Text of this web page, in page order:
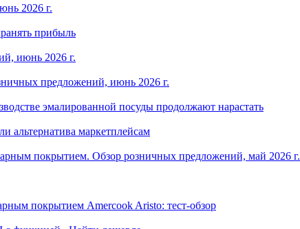
2026 г.
прибыль
июнь 2026 г.
предложений, июнь 2026 г.
эмалированной посуды продолжают нарастать
альтернатива маркетплейсам
покрытием. Обзор розничных предложений, май 2026 г.
покрытием Amercook Aristo: тест-обзор